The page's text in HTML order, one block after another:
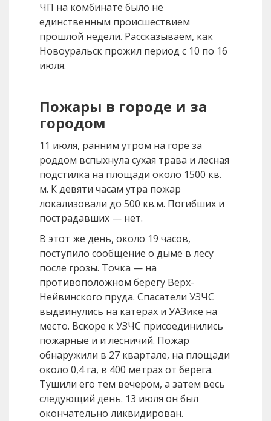
ЧП на комбинате было не
единственным происшествием
прошлой недели. Рассказываем, как
Новоуральск прожил период с 10 по 16
июля.
Пожары в городе и за
городом
11 июля, ранним утром на горе за
роддом вспыхнула сухая трава и лесная
подстилка на площади около 1500 кв.
м. К девяти часам утра пожар
локализовали до 500 кв.м. Погибших и
пострадавших — нет.
В этот же день, около 19 часов,
поступило сообщение о дыме в лесу
после грозы. Точка — на
противоположном берегу Верх-
Нейвинского пруда. Спасатели УЗЧС
выдвинулись на катерах и УАЗике на
место. Вскоре к УЗЧС присоединились
пожарные и и лесничий. Пожар
обнаружили в 27 квартале, на площади
около 0,4 га, в 400 метрах от берега.
Тушили его тем вечером, а затем весь
следующий день. 13 июля он был
окончательно ликвидирован.